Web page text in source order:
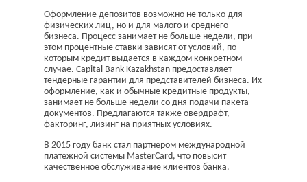
Оформление депозитов возможно не только для
физических лиц, но и для малого и среднего
бизнеса. Процесс занимает не больше недели, при
этом процентные ставки зависят от условий, по
которым кредит выдается в каждом конкретном
случае. Capital Bank Kazakhstan предоставляет
тендерные гарантии для представителей бизнеса. Их
оформление, как и обычные кредитные продукты,
занимает не больше недели со дня подачи пакета
документов. Предлагаются также овердрафт,
факторинг, лизинг на приятных условиях.
В 2015 году банк стал партнером международной
платежной системы MasterCard, что повысит
качественное обслуживание клиентов банка.